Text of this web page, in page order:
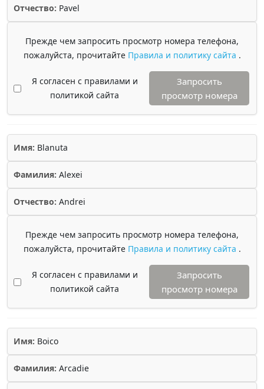
Отчество: Pavel
Прежде чем запросить просмотр номера телефона,
пожалуйста, прочитайте Правила и политику сайта .
Я согласен с правилами и
политикой сайта
Запросить
просмотр номера
Имя: Blanuta
Фамилия: Alexei
Отчество: Andrei
Прежде чем запросить просмотр номера телефона,
пожалуйста, прочитайте Правила и политику сайта .
Я согласен с правилами и
политикой сайта
Запросить
просмотр номера
Имя: Boico
Фамилия: Arcadie